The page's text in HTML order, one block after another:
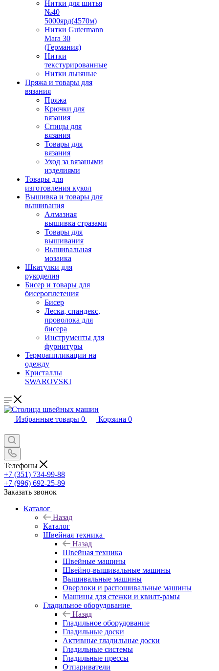
Нитки для шитья
№40
5000ярд(4570м)
Нитки Gutermann
Mara 30
(Германия)
Нитки
текстурированные
Нитки льняные
Пряжа и товары для
вязания
Пряжа
Крючки для
вязания
Спицы для
вязания
Товары для
вязания
Уход за вязаными
изделиями
Товары для
изготовления кукол
Вышивка и товары для
вышивания
Алмазная
вышивка стразами
Товары для
вышивания
Вышивальная
мозаика
Шкатулки для
рукоделия
Бисер и товары для
бисероплетения
Бисер
Леска, спандекс,
проволока для
бисера
Инструменты для
фурнитуры
Термоаппликации на
одежду
Кристаллы
SWAROVSKI
Избранные товары 0 Корзина 0
Телефоны
+7 (351) 734-99-88
+7 (996) 692-25-89
Заказать звонок
Каталог
Назад
Каталог
Швейная техника
Назад
Швейная техника
Швейные машины
Швейно-вышивальные машины
Вышивальные машины
Оверлоки и распошивальные машины
Машины для стежки и квилт-рамы
Гладильное оборудование
Назад
Гладильное оборудование
Гладильные доски
Активные гладильные доски
Гладильные системы
Гладильные прессы
Отпариватели